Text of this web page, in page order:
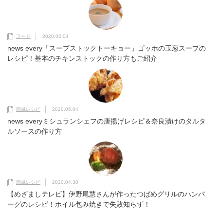
フード 2020.05.04
news every「スープストックトーキョー」ゴッホの玉葱スープの
レシピ！基本のチキンストックの作り方もご紹介
簡単レシピ 2020.05.04
news everyミシュランシェフの唐揚げレシピ＆奈良漬けのタルタ
ルソースの作り方
簡単レシピ 2020.04.30
【めざましテレビ】伊野尾慧さんが作ったつばめグリルのハンバ
ーグのレシピ！ホイル包み焼きで失敗知らず！